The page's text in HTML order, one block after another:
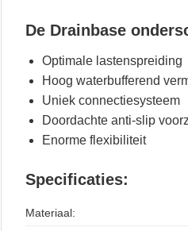
De Drainbase
Optimale lastenspreiding
Hoog waterbufferend
Uniek connectiesysteem
Doordachte anti-slip
Enorme flexibiliteit
Specificaties:
Materiaal: